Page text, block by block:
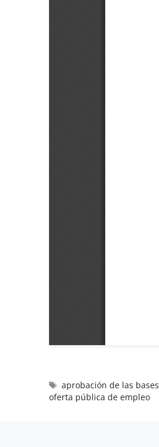
aprobación de las bases
oferta pública de empleo